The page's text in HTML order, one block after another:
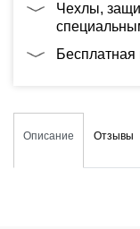
Чехлы,
Бесплатная
Описание Отзывы